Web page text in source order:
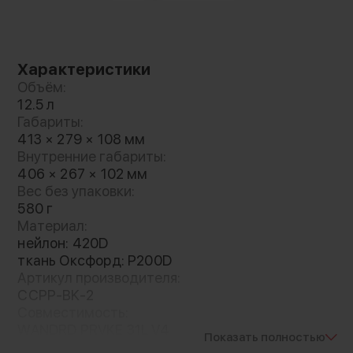
Каждая деталь работает на вас
Модельный ряд представлен тремя версиями
с разным объемом для идеальной
совместимости с рюкзаками PRVKE V4,
помогая максимально безопасно уложить
дорогостоящее оборудование. Кроме того,
сумка оснащена удобной ручкой для
переноски и может использоваться как
Pro - 10.5л, для профессиональных
Характеристики
Объём:
12.5 л
Габариты:
413 × 279 × 108 мм
Внутренние габариты:
406 × 267 × 102 мм
Вес без упаковки:
580 г
Материал:
нейлон: 420D
ткань Оксфорд: P200D
Показать полностью